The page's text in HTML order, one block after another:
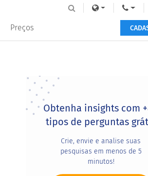
Preços
Primary
Sidebar
Obtenha insights com
tipos de perguntas
Crie, envie e analise suas
pesquisas em menos de 5
minutos!